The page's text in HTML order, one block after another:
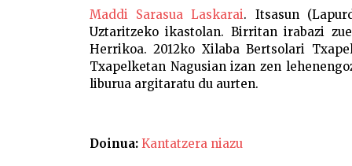
Maddi Sarasua Laskarai. Itsasun
Uztaritzeko ikastolan. Birritan irabazi
Herrikoa. 2012ko Xilaba Bertsolari
Txapelketan Nagusian izan zen
liburua argitaratu du aurten.
Doinua: Kantatzera niazu